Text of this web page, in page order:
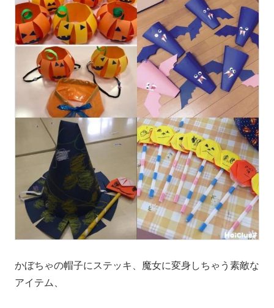
かぼちゃの帽子にステッキ、魔女に変身しちゃう素敵な
アイテム、